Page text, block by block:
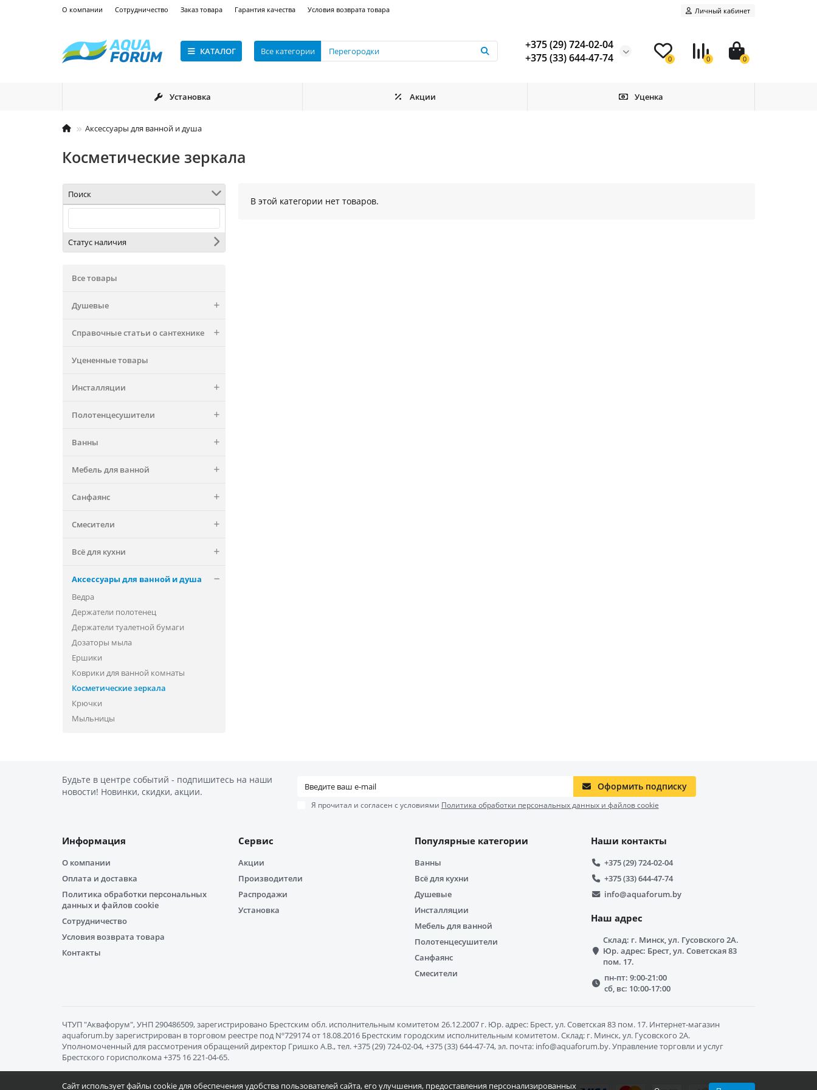
О компании Сотрудничество Заказ товара Гарантия качества Условия возврата товара Личный кабинет
КАТАЛОГ Все категории
+375 (29) 724-02-04
+375 (33) 644-47-74
0 0 0
Установка Акции Уценка
Аксессуары для ванной и душа
Косметические зеркала
Поиск
Статус наличия
Все товары
Душевые
Справочные статьи о сантехнике
Уцененные товары
Инсталляции
Полотенцесушители
Ванны
Мебель для ванной
Санфаянс
Смесители
Всё для кухни
Аксессуары для ванной и душа
Ведра
Держатели полотенец
Держатели туалетной бумаги
Дозаторы мыла
Ершики
Коврики для ванной комнаты
Косметические зеркала
Крючки
Мыльницы
В этой категории нет товаров.
Сайт использует файлы cookie для обеспечения удобства пользователей сайта, его улучшения, предоставления персонализированных
Будьте в центре событий - подпишитесь на наши
новости! Новинки, скидки, акции.
Оформить подписку
Я прочитал и согласен с условиями Политика обработки персональных данных и файлов cookie
Информация
О компании
Оплата и доставка
Политика обработки персональных
данных и файлов cookie
Сотрудничество
Условия возврата товара
Контакты
Сервис
Акции
Производители
Распродажи
Установка
Популярные категории
Ванны
Всё для кухни
Душевые
Инсталляции
Мебель для ванной
Полотенцесушители
Санфаянс
Смесители
Наши контакты
+375 (29) 724-02-04
+375 (33) 644-47-74
info@aquaforum.by
Наш адрес
Склад: г. Минск, ул. Гусовского 2А.
Юр. адрес: Брест, ул. Советская 83
пом. 17.
пн-пт: 9:00-21:00
сб, вс: 10:00-17:00
ЧТУП "Aквафорум", УНП 290486509, зарегистрировано Брестским обл. исполнительным комитетом 26.12.2007 г. Юр. адрес: Брест, ул. Советская 83 пом. 17. Интернет-магазин
aquaforum.by зарегистрирован в торговом реестре под Nº729174 от 18.08.2016 Брестским городским исполнительным комитетом. Склад: г. Минск, ул. Гусовского 2А.
Уполномоченный для рассмотрения обращений директор Гришко А.В., тел. +375 (29) 724-02-04, +375 (33) 644-47-74, эл. почта: info@aquaforum.by. Управление торговли и услуг
Брестского горисполкома +375 16 221-04-65.